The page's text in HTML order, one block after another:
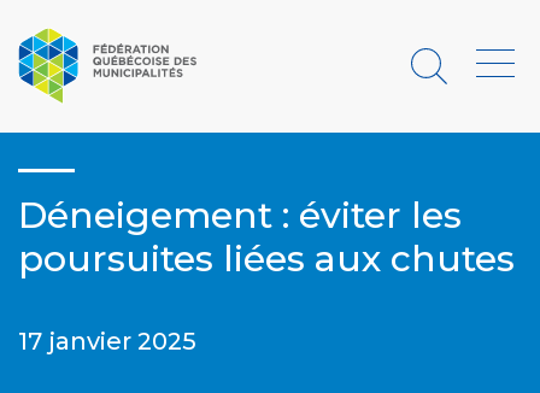
Rechercher
Déneigement : éviter les
poursuites liées aux chutes
17 janvier 2025